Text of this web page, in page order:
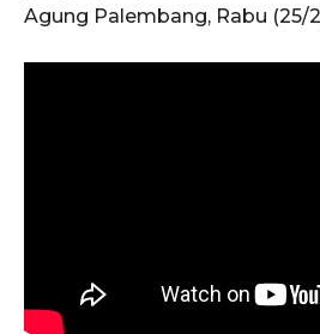
Agung Palembang, Rabu (25/